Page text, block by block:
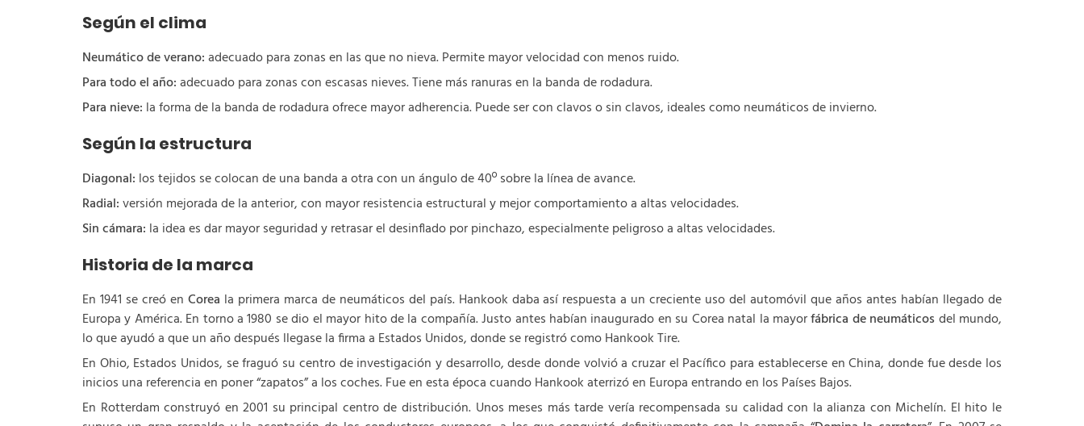
Según el clima
Neumático de verano:adecuado para zonas en las que no nieva. Permite mayor velocidad con menos ruido.
Para todo el año:adecuado para zonas con escasas nieves. Tiene más ranuras en la banda de rodadura.
Para nieve: la forma de la banda de rodadura ofrece mayor adherencia. Puede ser con clavos o sin clavos, ideales como neumáticos de invierno.
Según la estructura
Diagonal: los tejidos se colocan de una banda a otra con un ángulo de 40º sobre la línea de avance.
Radial:versión mejorada de la anterior, con mayor resistencia estructural y mejor comportamiento a altas velocidades.
Sin cámara: la idea es dar mayor seguridad y retrasar el desinflado por pinchazo, especialmente peligroso a altas velocidades.
Historia de la marca
En 1941 se creó en Corea la primera marca de neumáticos del país. Hankook daba así respuesta a un creciente uso del automóvil que años antes habían llegado de
Europa y América. En torno a 1980 se dio el mayor hito de la compañía. Justo antes habían inaugurado en su Corea natal la mayorfábrica de neumáticos del mundo,
lo que ayudó a que un año después llegase la firma a Estados Unidos, donde se registró como Hankook Tire.
En Ohio, Estados Unidos, se fraguó su centro de investigación y desarrollo, desde donde volvió a cruzar el Pacífico para establecerse en China, donde fue desde los
inicios una referencia en poner “zapatos” a los coches. Fue en esta época cuando Hankook aterrizó en Europa entrando en los Países Bajos.
En Rotterdam construyó en 2001 su principal centro de distribución. Unos meses más tarde vería recompensada su calidad con la alianza con Michelín. El hito le